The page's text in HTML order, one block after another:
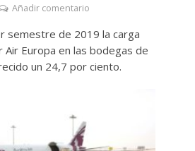
Añadir comentario
semestre de 2019 la carga
Europa en las bodegas de
un 24,7 por ciento.